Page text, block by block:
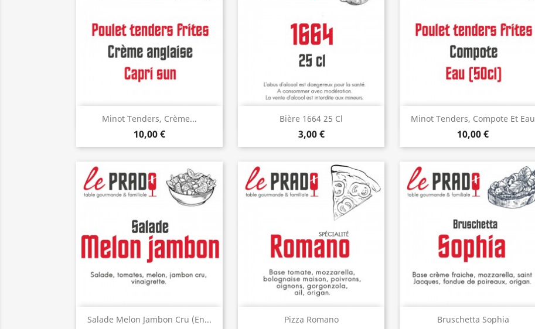
Minot Tenders, Crème...
10,00 €
Aperçu rapide Bière 1664 25 Cl
3,00 €
Aperçu rapide Minot Tenders, Compote Et Eau
10,00 €
Aperçu rapide
Salade Melon Jambon Cru (en...
Aperçu rapide Pizza Romano
Aperçu rapide Bruschetta Sophia
Aperçu rapide